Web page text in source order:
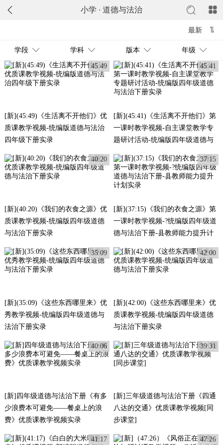
小学 · 道德与法治
最新
学段 学科 版本 年级
45:49
[新](45:49)《生活离不开他们》优
质课教学视频-统编版道德与法治
四年级下册实录
45:41
[新](45:41)《生活离不开他们》第
一课时教学视频-自主课堂教学专
题研讨活动-统编版四年级道德与
40:20
[新](40:20)《我们的衣食之源》优
质课教学视频-统编版四年级道德
与法治下册实录
37:15
[新](37:15)《我们的衣食之源》第
一课时教学视频-?统编版四年级道
德与法治下册-县教师能力提升计
35:09
[新](35:09)《这些东西哪里来》优
秀教学视频-统编版四年级道德与
法治下册实录
42:00
[新](42:00)《这些东西哪里来》优
质课教学视频-统编版四年级道德
与法治下册实录
40:06
[新]四年级道德与法治下册《有多
少浪费本可避免——餐桌上的浪
费》优质课教学视频实录
39:31
[新]三年级道德与法治下册《四通
八达的交通》优质课教学视频[同
步课堂]
41:17 47:26